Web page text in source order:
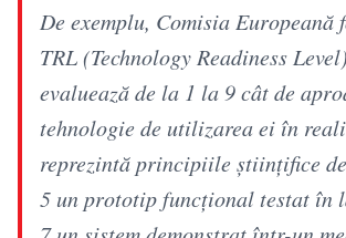
De exemplu, Comisia Europeană
TRL (Technology Readiness
evaluează de la 1 la 9 cât de
tehnologie de utilizarea ei în
reprezintă principiile științifice
5 un prototip funcțional testat în